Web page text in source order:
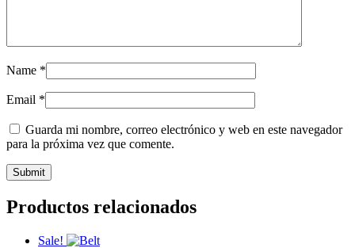
Name *
Email *
Guarda mi nombre, correo electrónico y web en este navegador
para la próxima vez que comente.
Productos relacionados
Sale!